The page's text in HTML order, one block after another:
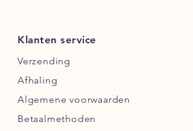
Klanten service
Verzending
Afhaling
Algemene voorwaarden
Betaalmethoden